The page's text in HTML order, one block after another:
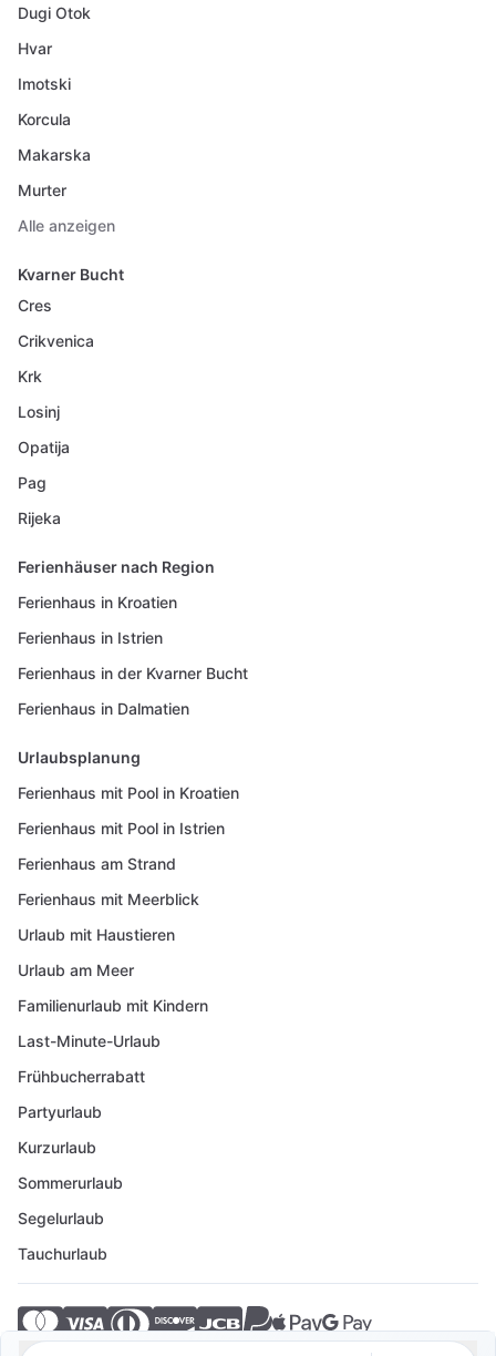
Dugi Otok
Hvar
Imotski
Korcula
Makarska
Murter
Alle anzeigen
Kvarner Bucht
Cres
Crikvenica
Krk
Losinj
Opatija
Pag
Rijeka
Ferienhäuser nach Region
Ferienhaus in Kroatien
Ferienhaus in Istrien
Ferienhaus in der Kvarner Bucht
Ferienhaus in Dalmatien
Urlaubsplanung
Ferienhaus mit Pool in Kroatien
Ferienhaus mit Pool in Istrien
Ferienhaus am Strand
Ferienhaus mit Meerblick
Urlaub mit Haustieren
Urlaub am Meer
Familienurlaub mit Kindern
Last-Minute-Urlaub
Frühbucherrabatt
Partyurlaub
Kurzurlaub
Sommerurlaub
Segelurlaub
Tauchurlaub